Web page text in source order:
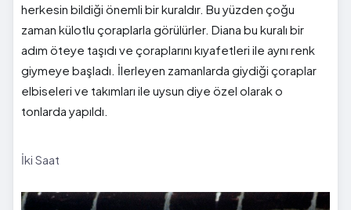
herkesin bildiği önemli bir kuraldır. Bu yüzden çoğu
zaman külotlu çoraplarla görülürler. Diana bu kuralı bir
adım öteye taşıdı ve çoraplarını kıyafetleri ile aynı renk
giymeye başladı. İlerleyen zamanlarda giydiği çoraplar
elbiseleri ve takımları ile uysun diye özel olarak o
tonlarda yapıldı.
İki Saat